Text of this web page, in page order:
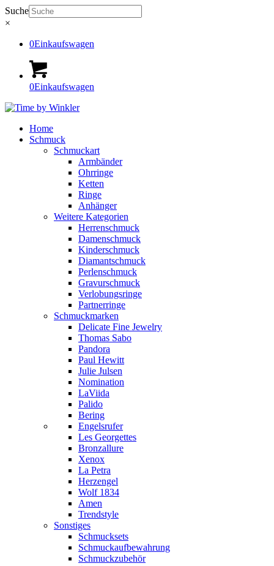
Suche
×
0Einkaufswagen
0Einkaufswagen
Home
Schmuck
Schmuckart
Armbänder
Ohrringe
Ketten
Ringe
Anhänger
Weitere Kategorien
Herrenschmuck
Damenschmuck
Kinderschmuck
Diamantschmuck
Perlenschmuck
Gravurschmuck
Verlobungsringe
Partnerringe
Schmuckmarken
Delicate Fine Jewelry
Thomas Sabo
Pandora
Paul Hewitt
Julie Julsen
Nomination
LaViida
Palido
Bering
Engelsrufer
Les Georgettes
Bronzallure
Xenox
La Petra
Herzengel
Wolf 1834
Amen
Trendstyle
Sonstiges
Schmucksets
Schmuckaufbewahrung
Schmuckzubehör